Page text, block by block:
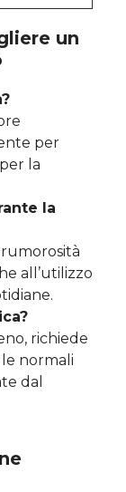
un
per
la
la
all’utilizzo
richiede
normali
dal